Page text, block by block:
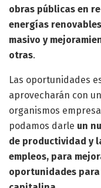
obras públicas en
energías
masivo y
otras.
Las oportunidades
aprovecharán con
organismos
podamos darle un
de productividad y
empleos, para
oportunidades